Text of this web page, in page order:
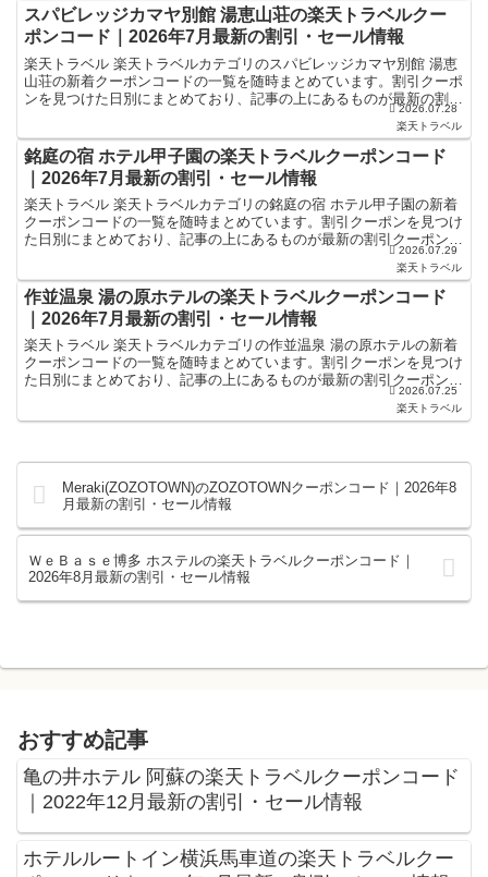
スパビレッジカマヤ別館 湯恵山荘の楽天トラベルクー
ポンコード｜2026年7月最新の割引・セール情報
楽天トラベル 楽天トラベルカテゴリのスパビレッジカマヤ別館 湯恵
山荘の新着クーポンコードの一覧を随時まとめています。割引クーポ
ンを見つけた日別にまとめており、記事の上にあるものが最新の割引
クーポンになります。ホテル・旅館宿泊の予約などで使え...2026.07.28
楽天トラベル
銘庭の宿 ホテル甲子園の楽天トラベルクーポンコード
｜2026年7月最新の割引・セール情報
楽天トラベル 楽天トラベルカテゴリの銘庭の宿 ホテル甲子園の新着
クーポンコードの一覧を随時まとめています。割引クーポンを見つけ
た日別にまとめており、記事の上にあるものが最新の割引クーポンに
なります。ホテル・旅館宿泊の予約などで使えるクーポン...2026.07.29
楽天トラベル
作並温泉 湯の原ホテルの楽天トラベルクーポンコード
｜2026年7月最新の割引・セール情報
楽天トラベル 楽天トラベルカテゴリの作並温泉 湯の原ホテルの新着
クーポンコードの一覧を随時まとめています。割引クーポンを見つけ
た日別にまとめており、記事の上にあるものが最新の割引クーポンに
なります。ホテル・旅館宿泊の予約などで使えるクーポン...2026.07.25
楽天トラベル
Meraki(ZOZOTOWN)のZOZOTOWNクーポンコード｜2026年8
月最新の割引・セール情報
ＷｅＢａｓｅ博多 ホステルの楽天トラベルクーポンコード｜
2026年8月最新の割引・セール情報
おすすめ記事
亀の井ホテル 阿蘇の楽天トラベルクーポンコード
｜2022年12月最新の割引・セール情報
ホテルルートイン横浜馬車道の楽天トラベルクー